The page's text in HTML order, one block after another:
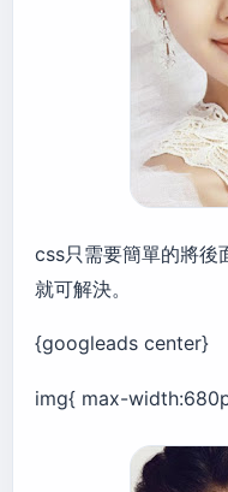
css只需要簡單的將
就可解決。
{googleads center}
img{ max-